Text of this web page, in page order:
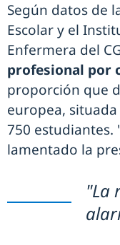
Según datos de
Escolar y el
Enfermera del
profesional por
proporción que
europea,
750 estudiantes.
lamentado la
"La